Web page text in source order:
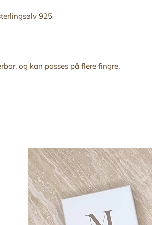
925
og kan passes på flere fingre.